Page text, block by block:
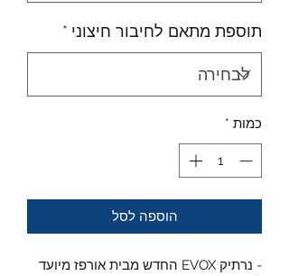
תוספת מתאם לחיבור חיצוני *
כמות *
הוספה לסל
- נרתיק EVOX החדש מבית אורפז מיועד